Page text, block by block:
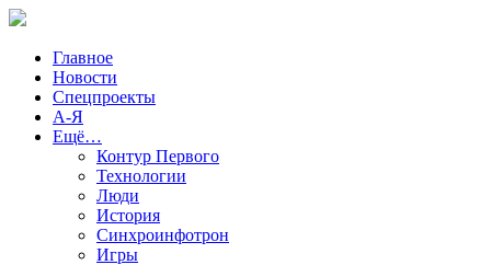
Главное
Новости
Спецпроекты
А-Я
Ещё…
Контур Первого
Технологии
Люди
История
Синхроинфотрон
Игры